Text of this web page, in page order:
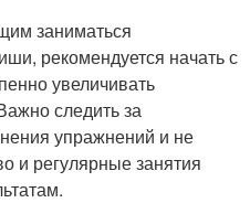
заниматься
рекомендуется начать с
увеличивать
следить за
упражнений и не
и регулярные занятия